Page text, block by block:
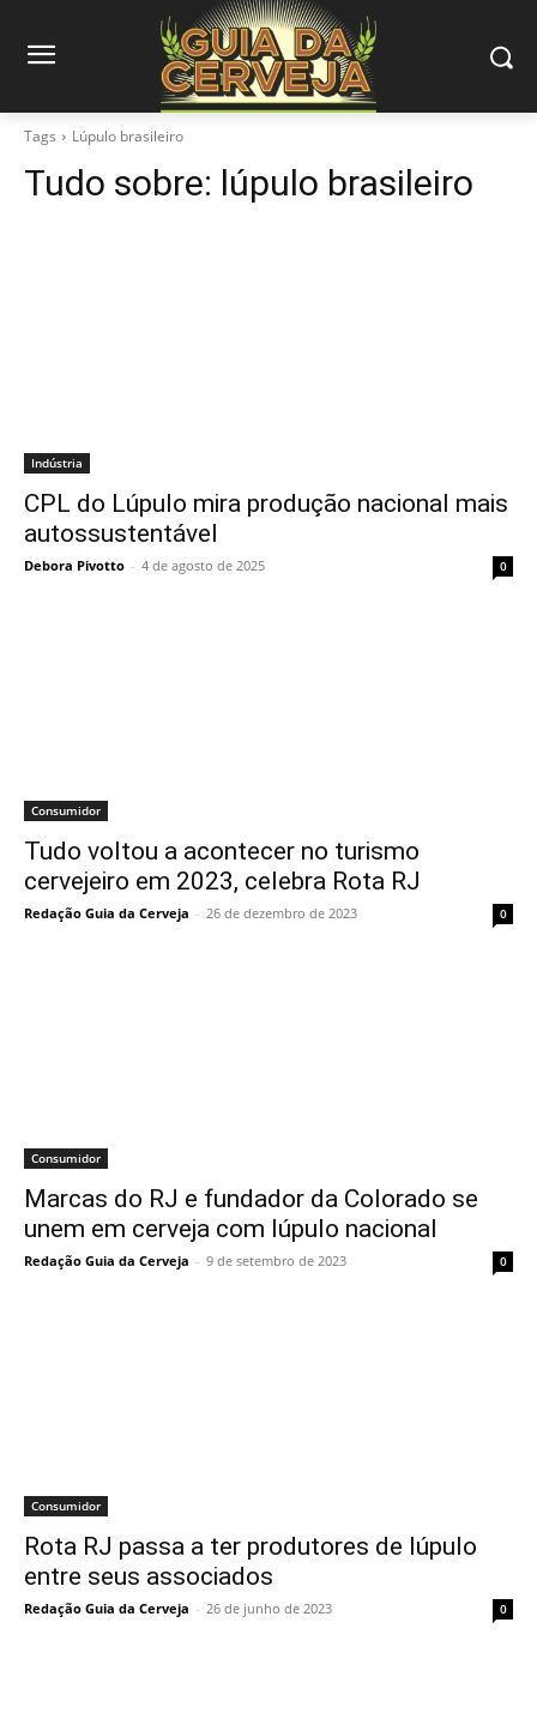
Tags Lúpulo brasileiro
Tudo sobre: lúpulo brasileiro
Indústria
CPL do Lúpulo mira produção nacional mais
autossustentável
Debora Pivotto - 4 de agosto de 2025 0
Consumidor
Tudo voltou a acontecer no turismo
cervejeiro em 2023, celebra Rota RJ
Redação Guia da Cerveja - 26 de dezembro de 2023 0
Consumidor
Marcas do RJ e fundador da Colorado se
unem em cerveja com lúpulo nacional
Redação Guia da Cerveja - 9 de setembro de 2023 0
Consumidor
Rota RJ passa a ter produtores de lúpulo
entre seus associados
Redação Guia da Cerveja - 26 de junho de 2023 0